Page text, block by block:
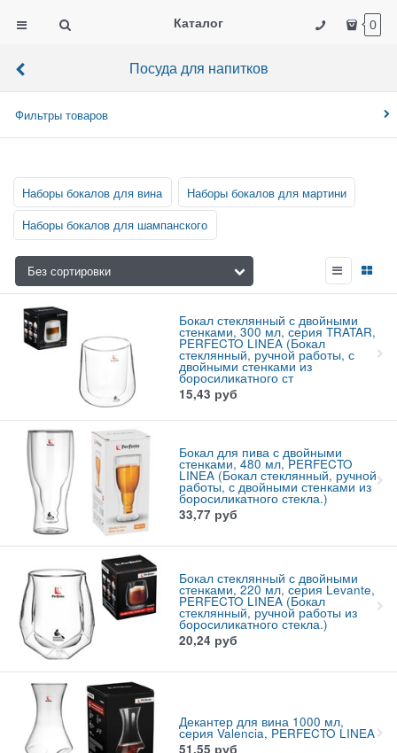
Каталог 0
Посуда для напитков
Фильтры товаров
Наборы бокалов для вина
Наборы бокалов для мартини
Наборы бокалов для шампанского
Бокал стеклянный с двойными
стенками, 300 мл, серия TRATAR,
PERFECTO LINEA (Бокал
стеклянный, ручной работы, с
двойными стенками из
боросиликатного ст
15,43 руб
Бокал для пива с двойными
стенками, 480 мл, PERFECTO
LINEA (Бокал стеклянный, ручной
работы, с двойными стенками из
боросиликатного стекла.)
33,77 руб
Бокал стеклянный с двойными
стенками, 220 мл, серия Levante,
PERFECTO LINEA (Бокал
стеклянный, ручной работы из
боросиликатного стекла.)
20,24 руб
Декантер для вина 1000 мл,
серия Valencia, PERFECTO LINEA
51,55 руб